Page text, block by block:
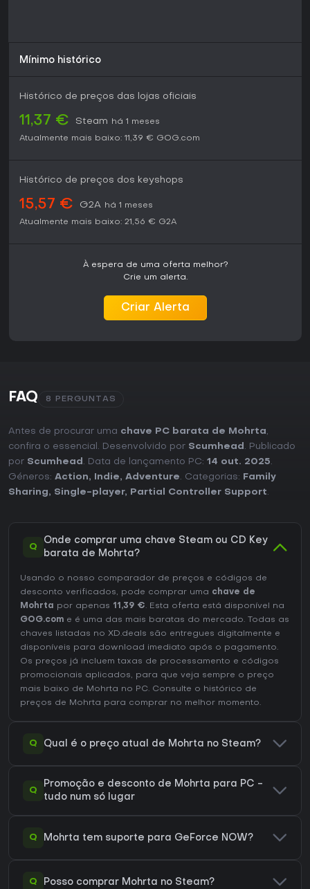
FPS indie que buscam algo fora do comum, longe de
Mínimo histórico
Histórico de preços das lojas oficiais
11,37 € Steam
há 1 meses
Atualmente mais baixo: 11,39 € GOG.com
Histórico de preços dos keyshops
15,57 € G2A há 1 meses
Atualmente mais baixo: 21,56 € G2A
À espera de uma oferta melhor?
Crie um alerta.
Criar Alerta
FAQ 8 PERGUNTAS
Antes de procurar uma chave PC barata de Mohrta,
confira o essencial. Desenvolvido por Scumhead . Publicado
por Scumhead . Data de lançamento PC: 14 out. 2025.
Géneros: Action, Indie, Adventure. Categorias:
Family
Sharing, Single-player, Partial Controller Support.
Q
Onde comprar uma chave Steam ou CD Key
barata de Mohrta?
Usando o nosso comparador de preços e códigos de
desconto verificados, pode comprar uma chave de
Mohrta
por apenas 11,39 €. Esta oferta está disponível na
GOG.com e é uma das mais baratas do mercado. Todas as
chaves listadas no XD.deals são entregues digitalmente e
disponíveis para download imediato após o pagamento.
Os preços já incluem taxas de processamento e códigos
promocionais aplicados, para que veja sempre o preço
mais baixo de Mohrta no PC. Consulte o histórico de
preços de Mohrta para comprar no melhor momento.
Q Qual é o preço atual de Mohrta no Steam?
Q
Promoção e desconto de Mohrta para PC -
tudo num só lugar
Q Mohrta tem suporte para GeForce NOW?
Q Posso comprar Mohrta no Steam?